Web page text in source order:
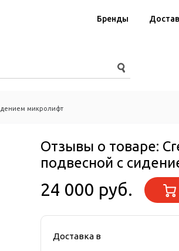
Бренды
микролифт
Отзывы о товаре:
подвесной с
24 000 руб.
Доставка в